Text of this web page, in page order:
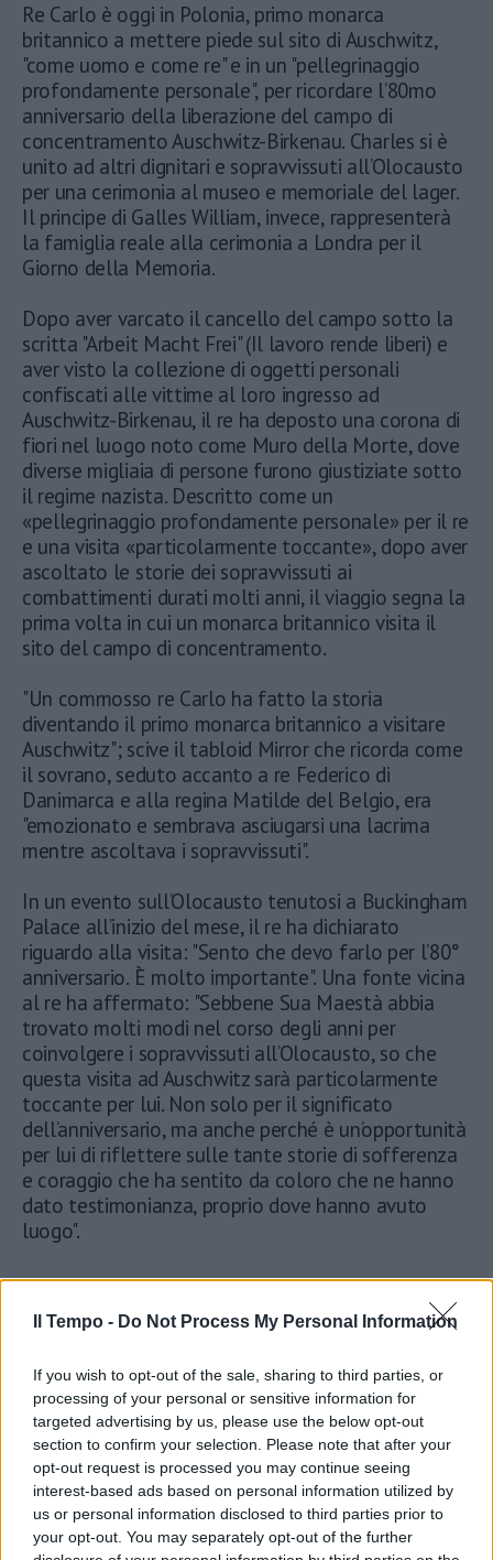
Il Tempo - Do Not Process My Personal Information
If you wish to opt-out of the sale, sharing to third parties, or
processing of your personal or sensitive information for
targeted advertising by us, please use the below opt-out
section to confirm your selection. Please note that after your
opt-out request is processed you may continue seeing
interest-based ads based on personal information utilized by
us or personal information disclosed to third parties prior to
your opt-out. You may separately opt-out of the further
Re Carlo è oggi in Polonia, primo monarca
britannico a mettere piede sul sito di Auschwitz,
"come uomo e come re" e in un "pellegrinaggio
profondamente personale", per ricordare l’80mo
anniversario della liberazione del campo di
concentramento Auschwitz-Birkenau. Charles si è
unito ad altri dignitari e sopravvissuti all’Olocausto
per una cerimonia al museo e memoriale del lager.
Il principe di Galles William, invece, rappresenterà
la famiglia reale alla cerimonia a Londra per il
Giorno della Memoria.
Dopo aver varcato il cancello del campo sotto la
scritta "Arbeit Macht Frei" (Il lavoro rende liberi) e
aver visto la collezione di oggetti personali
confiscati alle vittime al loro ingresso ad
Auschwitz-Birkenau, il re ha deposto una corona di
fiori nel luogo noto come Muro della Morte, dove
diverse migliaia di persone furono giustiziate sotto
il regime nazista. Descritto come un
«pellegrinaggio profondamente personale» per il re
e una visita «particolarmente toccante», dopo aver
ascoltato le storie dei sopravvissuti ai
combattimenti durati molti anni, il viaggio segna la
prima volta in cui un monarca britannico visita il
sito del campo di concentramento.
"Un commosso re Carlo ha fatto la storia
diventando il primo monarca britannico a visitare
Auschwitz"; scive il tabloid Mirror che ricorda come
il sovrano, seduto accanto a re Federico di
Danimarca e alla regina Matilde del Belgio, era
"emozionato e sembrava asciugarsi una lacrima
mentre ascoltava i sopravvissuti".
In un evento sull’Olocausto tenutosi a Buckingham
Palace all’inizio del mese, il re ha dichiarato
riguardo alla visita: "Sento che devo farlo per l’80°
anniversario. È molto importante". Una fonte vicina
al re ha affermato: "Sebbene Sua Maestà abbia
trovato molti modi nel corso degli anni per
coinvolgere i sopravvissuti all’Olocausto, so che
questa visita ad Auschwitz sarà particolarmente
toccante per lui. Non solo per il significato
dell’anniversario, ma anche perché è un’opportunità
per lui di riflettere sulle tante storie di sofferenza
e coraggio che ha sentito da coloro che ne hanno
dato testimonianza, proprio dove hanno avuto
luogo".